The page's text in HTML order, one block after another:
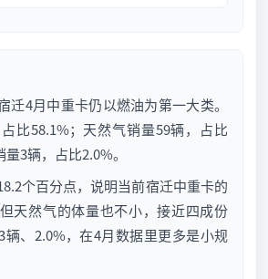
迁4月中重卡仍以燃油为第一大类。
比58.1%；天然气销量59辆，占比
3辆，占比2.0%。
个百分点，说明当前宿迁中重卡的
天然气的体量也不小，接近四成份
辆、2.0%，在4月数据里更多是小规